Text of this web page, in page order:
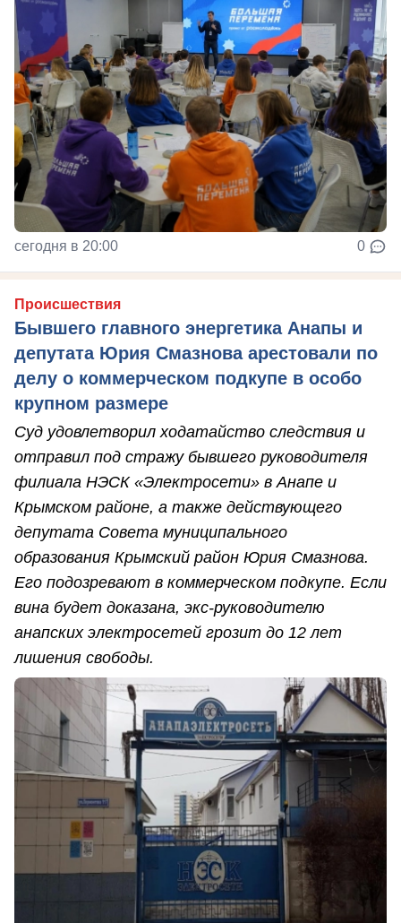
сегодня в 20:00 0
Происшествия
Бывшего главного энергетика Анапы и
депутата Юрия Смазнова арестовали по
делу о коммерческом подкупе в особо
крупном размере
Суд удовлетворил ходатайство следствия и
отправил под стражу бывшего руководителя
филиала НЭСК «Электросети» в Анапе и
Крымском районе, а также действующего
депутата Совета муниципального
образования Крымский район Юрия Смазнова.
Его подозревают в коммерческом подкупе. Если
вина будет доказана, экс-руководителю
анапских электросетей грозит до 12 лет
лишения свободы.